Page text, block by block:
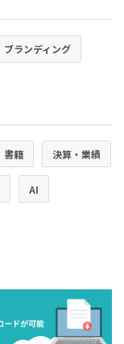
ブランディング
書籍 決算・業績
AI